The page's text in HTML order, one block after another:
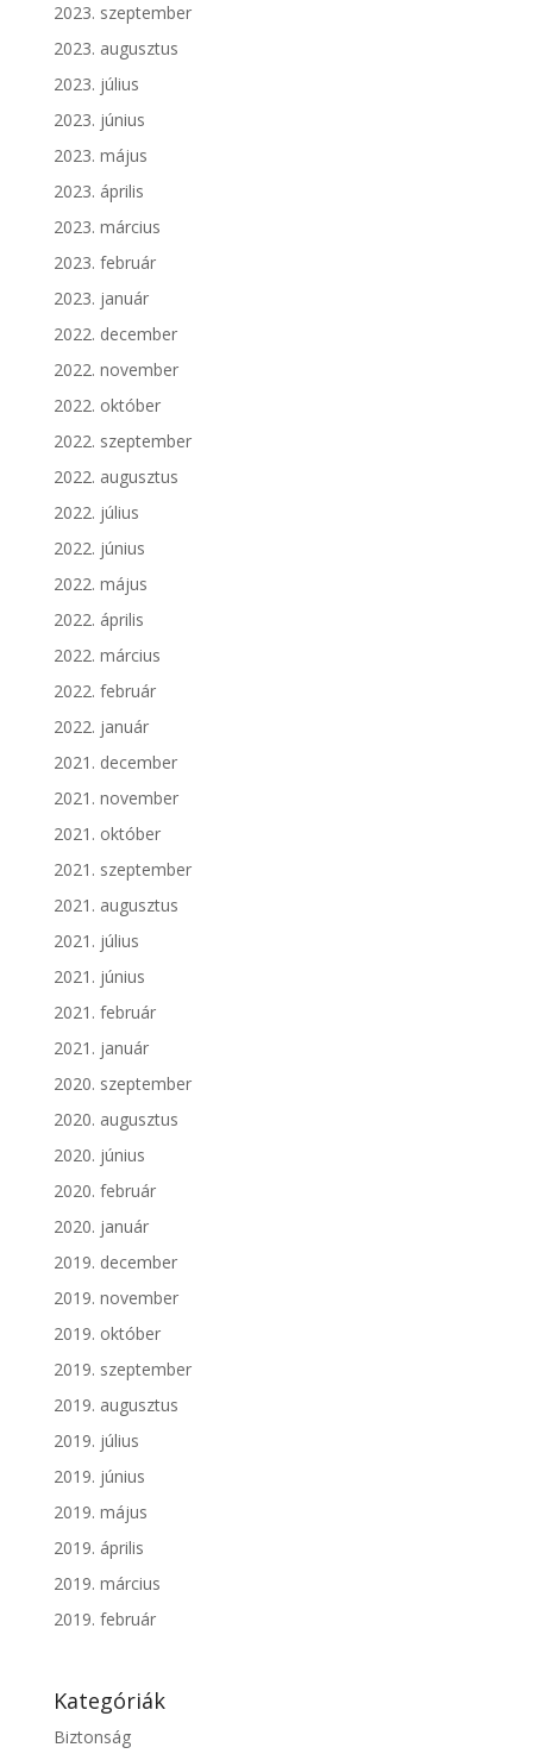
2023. szeptember
2023. augusztus
2023. július
2023. június
2023. május
2023. április
2023. március
2023. február
2023. január
2022. december
2022. november
2022. október
2022. szeptember
2022. augusztus
2022. július
2022. június
2022. május
2022. április
2022. március
2022. február
2022. január
2021. december
2021. november
2021. október
2021. szeptember
2021. augusztus
2021. július
2021. június
2021. február
2021. január
2020. szeptember
2020. augusztus
2020. június
2020. február
2020. január
2019. december
2019. november
2019. október
2019. szeptember
2019. augusztus
2019. július
2019. június
2019. május
2019. április
2019. március
2019. február
Kategóriák
Biztonság